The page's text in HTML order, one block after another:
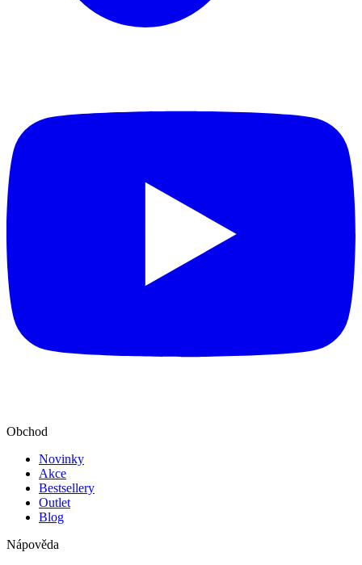
Obchod
Novinky
Akce
Bestsellery
Outlet
Blog
Nápověda